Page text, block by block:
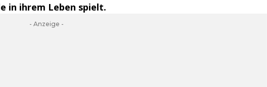
in ihrem Leben spielt.
- Anzeige -